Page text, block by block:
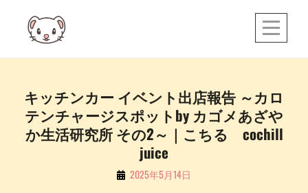
content
キッチンカー イベント出店報告 ～カロ
テンチャージスポットby カゴメあざや
か生活研究所 その2～｜こちる cochill
juice
By 2025年5月14日
投
稿
ナ